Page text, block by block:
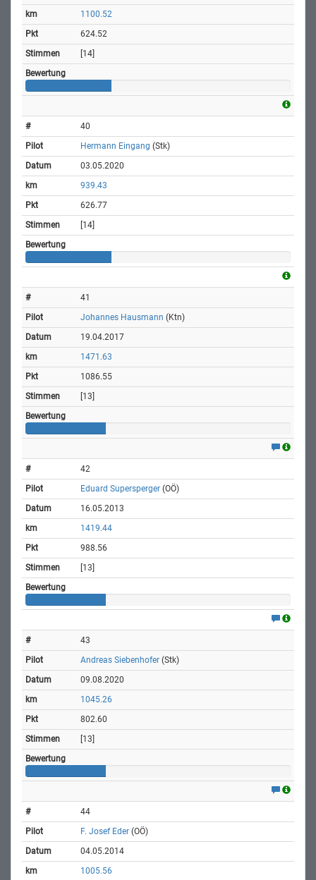
1100.52
624.52
[14]
40
Hermann Eingang (Stk)
03.05.2020
939.43
626.77
[14]
41
Johannes Hausmann (Ktn)
19.04.2017
1471.63
1086.55
[13]
42
Eduard Supersperger (OÖ)
16.05.2013
1419.44
988.56
[13]
43
Andreas Siebenhofer (Stk)
09.08.2020
1045.26
802.60
[13]
44
F. Josef Eder (OÖ)
04.05.2014
1005.56